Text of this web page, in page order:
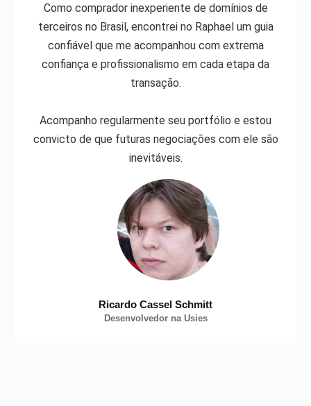
Como comprador inexperiente de domínios de
terceiros no Brasil, encontrei no Raphael um guia
confiável que me acompanhou com extrema
confiança e profissionalismo em cada etapa da
transação.
Acompanho regularmente seu portfólio e estou
convicto de que futuras negociações com ele são
inevitáveis.
Ricardo Cassel Schmitt
Desenvolvedor na Usies